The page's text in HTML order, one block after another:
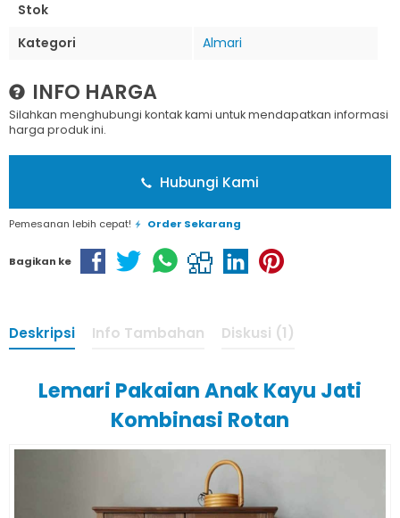
Stok
Kategori
Almari
INFO HARGA
Silahkan menghubungi kontak kami untuk mendapatkan informasi
harga produk ini.
Hubungi Kami
Pemesanan lebih cepat! Order Sekarang
Bagikan ke
Deskripsi Info Tambahan Diskusi (1)
Lemari Pakaian Anak Kayu Jati
Kombinasi Rotan